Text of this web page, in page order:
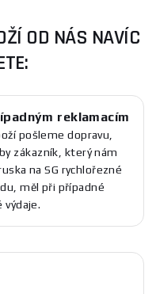
OD NÁS NAVÍC
reklamacím
pošleme dopravu,
zákazník, který nám
na SG rychlořezné
měl při případné
výdaje.